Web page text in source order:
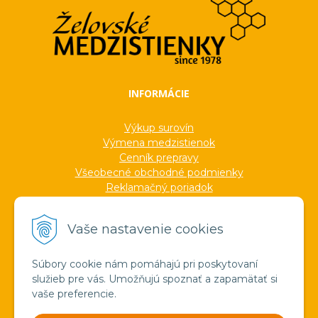
Vaše nastavenie cookies
Súbory cookie nám pomáhajú pri poskytovaní
služieb pre vás. Umožňujú spoznať a zapamätať si
vaše preferencie.
INFORMÁCIE
Výkup surovín
Výmena medzistienok
Cenník prepravy
Všeobecné obchodné podmienky
Reklamačný poriadok
Formuláre
Ocenenia
Veľkoobchod
Verejné obstarávanie